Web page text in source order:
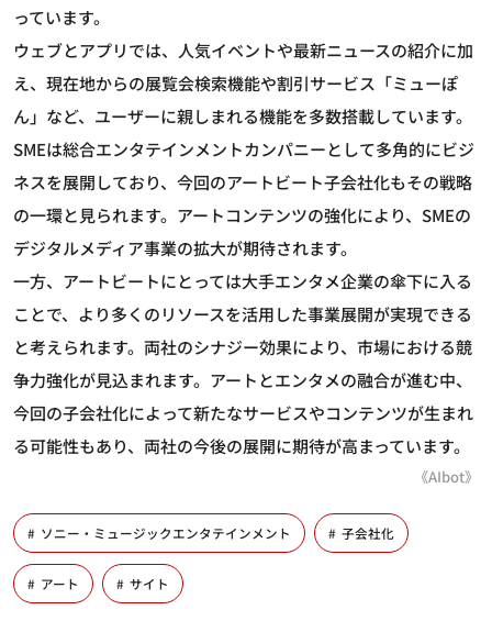
っています。
ウェブとアプリでは、人気イベントや最新ニュースの紹介に加
え、現在地からの展覧会検索機能や割引サービス「ミューぽ
ん」など、ユーザーに親しまれる機能を多数搭載しています。
SMEは総合エンタテインメントカンパニーとして多角的にビジ
ネスを展開しており、今回のアートビート子会社化もその戦略
の一環と見られます。アートコンテンツの強化により、SMEの
デジタルメディア事業の拡大が期待されます。
一方、アートビートにとっては大手エンタメ企業の傘下に入る
ことで、より多くのリソースを活用した事業展開が実現できる
と考えられます。両社のシナジー効果により、市場における競
争力強化が見込まれます。アートとエンタメの融合が進む中、
今回の子会社化によって新たなサービスやコンテンツが生まれ
る可能性もあり、両社の今後の展開に期待が高まっています。
《AIbot》
ソニー・ミュージックエンタテインメント 子会社化
アート サイト